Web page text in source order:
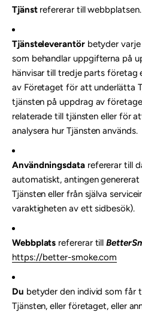
Tjänstrefererar till webbplatsen.
Tjänsteleverantörbetyder varje
som behandlar uppgifterna på
hänvisar till tredje parts företag
av Företaget för att underlätta
tjänsten på uppdrag av
relaterade till tjänsten eller för
analysera hur Tjänsten används.
Användningsdatarefererar till
automatiskt, antingen
Tjänsten eller från själva
varaktigheten av ett sidbesök).
Webbplats refererar till
https://better-smoke.com
Du betyder den individ som får
Tjänsten, eller företaget, eller